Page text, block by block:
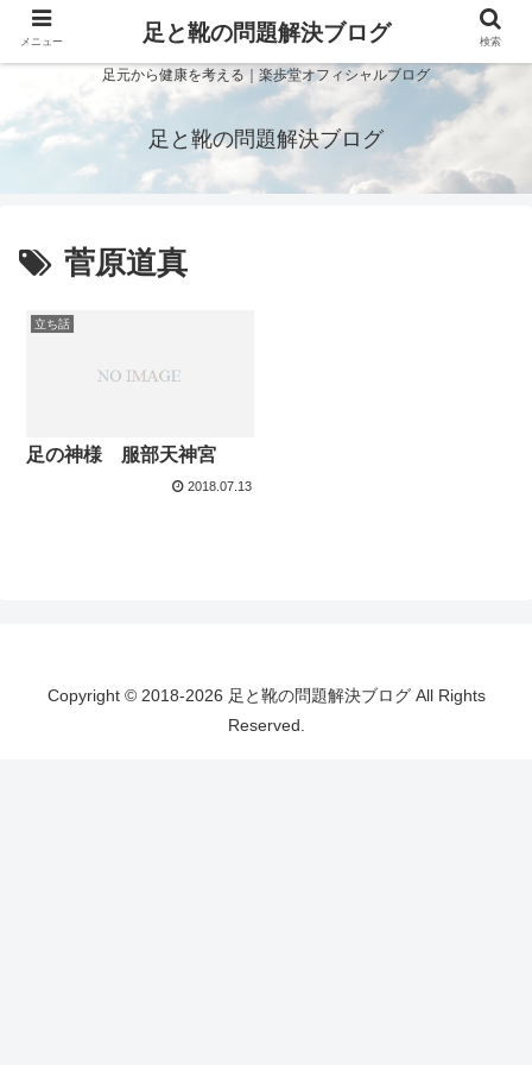
足元から健康を考える｜楽歩堂オフィシャルブログ
足と靴の問題解決ブログ
菅原道真
立ち話
足の神様 服部天神宮
2018.07.13
Copyright © 2018-2026 足と靴の問題解決ブログ All Rights
Reserved.
メニュー 足と靴の問題解決ブログ 検索